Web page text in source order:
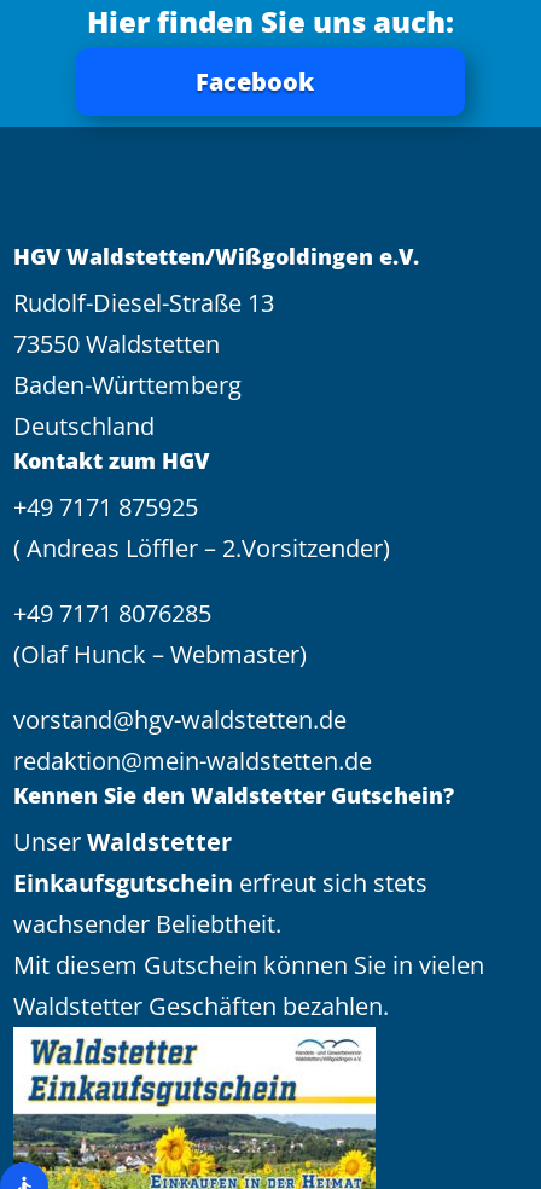
Hier finden Sie uns auch:
Facebook
HGV Waldstetten/Wißgoldingen e.V.
Rudolf-Diesel-Straße 13
73550 Waldstetten
Baden-Württemberg
Deutschland
Kontakt zum HGV
+49 7171 875925
( Andreas Löffler – 2.Vorsitzender)
+49 7171 8076285
(Olaf Hunck – Webmaster)
vorstand@hgv-waldstetten.de
redaktion@mein-waldstetten.de
Kennen Sie den Waldstetter Gutschein?
UnserWaldstetter
Einkaufsgutschein erfreut sich stets
wachsender Beliebtheit.
Mit diesem Gutschein können Sie in vielen
Waldstetter Geschäften bezahlen.